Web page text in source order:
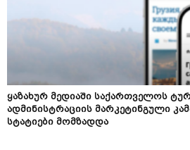
ყაზახურ მედიაში საქართველოს
ადმინისტრაციის მარკეტინგული
სტატიები მომზადდა